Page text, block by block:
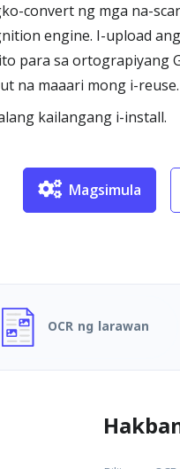
convert ng mga na-
engine. I-upload
para sa ortograpiyang
na maaari mong i-
kailangang i-install.
Magsimula
OCR ng larawan